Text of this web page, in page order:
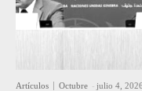
Artículos Octubre - julio 4, 2026